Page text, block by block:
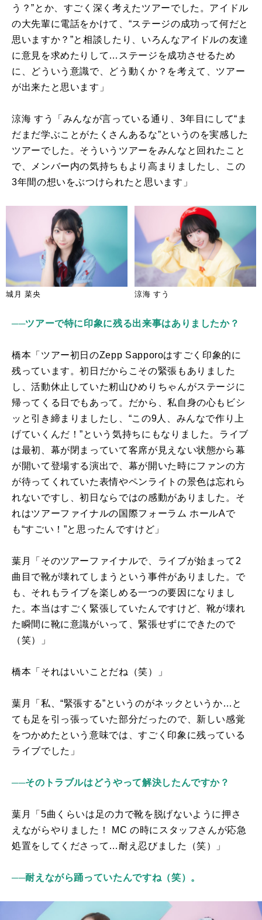
う？”とか、すごく深く考えたツアーでした。アイドル
の大先輩に電話をかけて、“ステージの成功って何だと
思いますか？”と相談したり、いろんなアイドルの友達
に意見を求めたりして…ステージを成功させるため
に、どういう意識で、どう動くか？を考えて、ツアー
が出来たと思います」
涼海 すう「みんなが言っている通り、 3年目にして“ま
だまだ学ぶことがたくさんあるな”というのを実感した
ツアーでした。そういうツアーをみんなと回れたこと
で、メンバー内の気持ちもより高まりましたし、この
3年間の想いをぶつけられたと思います」
城月 菜央 涼海 すう
──ツアーで特に印象に残る出来事はありましたか？
橋本「ツアー初日のZepp Sapporoはすごく印象的に
残っています。初日だからこその緊張もありました
し、活動休止していた籾山ひめりちゃんがステージに
帰ってくる日でもあって。だから、私自身の心もビシ
ッと引き締まりましたし、“この9人、みんなで作り上
げていくんだ！”という気持ちにもなりました。ライブ
は最初、幕が閉まっていて客席が見えない状態から幕
が開いて登場する演出で、幕が開いた時にファンの方
が待ってくれていた表情やペンライトの景色は忘れら
れないですし、初日ならではの感動がありました。そ
れはツアーファイナルの国際フォーラム ホールAで
も“すごい！”と思ったんですけど」
葉月「そのツアーファイナルで、ライブが始まって 2
曲目で靴が壊れてしまうという事件がありました。で
も、それもライブを楽しめる一つの要因になりまし
た。本当はすごく緊張していたんですけど、靴が壊れ
た瞬間に靴に意識がいって、緊張せずにできたので
（笑）」
橋本「それはいいことだね（笑）」
葉月「私、“緊張する”というのがネックというか…と
ても足を引っ張っていた部分だったので、新しい感覚
をつかめたという意味では、すごく印象に残っている
ライブでした」
──そのトラブルはどうやって解決したんですか？
葉月「 5曲くらいは足の力で靴を脱げないように押さ
えながらやりました！
MC の時にスタッフさんが応急
処置をしてくださって…耐え忍びました（笑）」
──耐えながら踊っていたんですね（笑）。